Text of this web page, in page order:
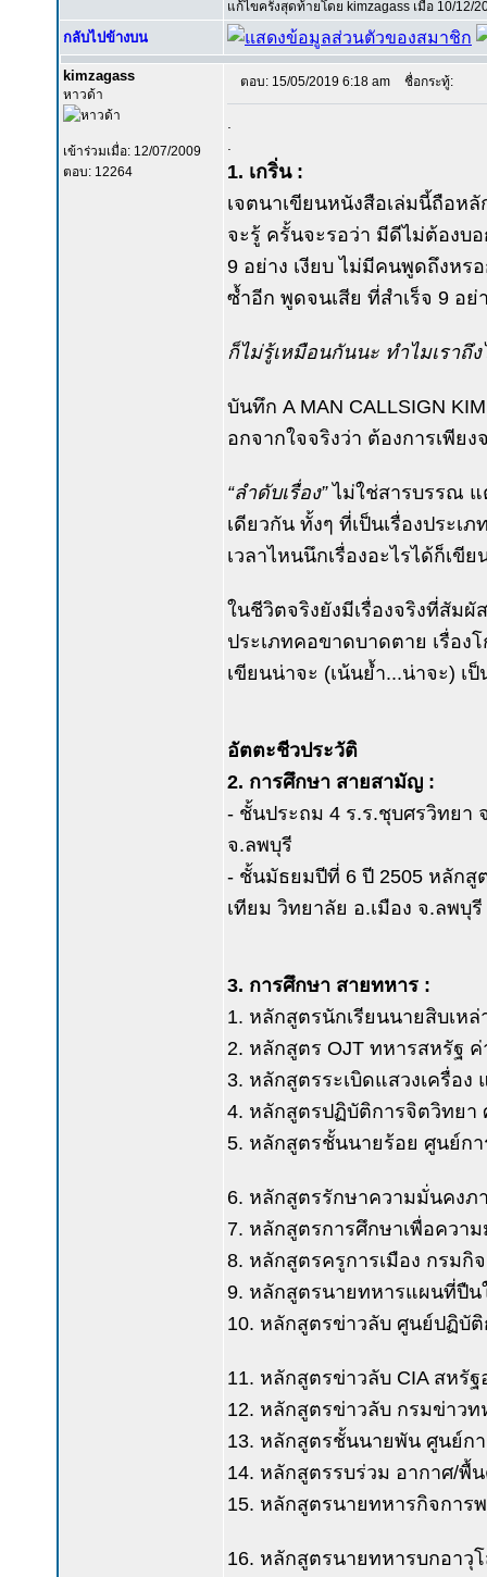
แก้ไขครั้งสุดท้ายโดย kimzagass เมื่อ 10/12/
กลับไปข้างบน
kimzagass
หาวด้า
เข้าร่วมเมื่อ: 12/07/2009
ตอบ: 12264
ตอบ: 15/05/2019 6:18 am ชื่อกระทู้:
1. เกริ่น :
เจตนาเขียนหนังสือเล่มนี้ถือห
จะรู้ ครั้นจะรอว่า มีดีไม่ต้องบอ
9 อย่าง เงียบ ไม่มีคนพูดถึงหร
ซ้ำอีก พูดจนเสีย ที่สำเร็จ 9 อย่
ก็ไม่รู้เหมือนกันนะ ทำไมเราถึง
บันทึก A MAN CALLSIGN
อกจากใจจริงว่า ต้องการเพีย
“ลำดับเรื่อง” ไม่ใช่สารบรรณ
เดียวกัน ทั้งๆ ที่เป็นเรื่องประเ
เวลาไหนนึกเรื่องอะไรได้ก็เขี
ในชีวิตจริงยังมีเรื่องจริงที่สัมผั
ประเภทคอขาดบาดตาย เรื่อง
เขียนน่าจะ (เน้นย้ำ...น่าจะ) เ
อัตตะชีวประวัติ
2. การศึกษา สายสามัญ :
- ชั้นประถม 4 ร.ร.ชุบศรวิทยา
จ.ลพบุรี
- ชั้นมัธยมปีที่ 6 ปี 2505 หลักสู
เทียม วิทยาลัย อ.เมือง จ.ลพบุรี
3. การศึกษา สายทหาร :
1. หลักสูตรนักเรียนนายสิบเห
2. หลักสูตร OJT ทหารสหรัฐ
3. หลักสูตรระเบิดแสวงเครื่อ
4. หลักสูตรปฏิบัติการจิตวิทยา
5. หลักสูตรชั้นนายร้อย ศูนย์ก
6. หลักสูตรรักษาความมั่นคง
7. หลักสูตรการศึกษาเพื่อควา
8. หลักสูตรครูการเมือง กรมกิ
9. หลักสูตรนายทหารแผนที่ปื
10. หลักสูตรข่าวลับ ศูนย์ปฏิบั
11. หลักสูตรข่าวลับ CIA สหรัฐ
12. หลักสูตรข่าวลับ กรมข่าว
13. หลักสูตรชั้นนายพัน ศูนย์ก
14. หลักสูตรรบร่วม อากาศ/พื้
15. หลักสูตรนายทหารกิจการ
16. หลักสูตรนายทหารบกอาวุ